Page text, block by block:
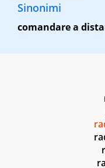
Sinonimi
comandare a